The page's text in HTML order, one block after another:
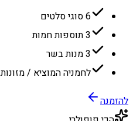
6 סוגי סלטים
3 תוספות חמות
3 מנות בשר
לחמניה המוציא / מזונות
להזמנה